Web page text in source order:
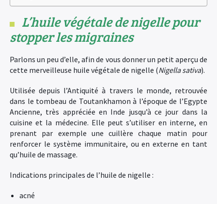
L’huile végétale de nigelle pour
stopper les migraines
Parlons un peu d’elle, afin de vous donner un petit aperçu de
cette merveilleuse huile végétale de nigelle (Nigella sativa).
Utilisée depuis l’Antiquité à travers le monde, retrouvée
dans le tombeau de Toutankhamon à l’époque de l’Egypte
Ancienne, très appréciée en Inde jusqu’à ce jour dans la
cuisine et la médecine. Elle peut s’utiliser en interne, en
prenant par exemple une cuillère chaque matin pour
renforcer le système immunitaire, ou en externe en tant
qu’huile de massage.
Indications principales de l’huile de nigelle :
acné